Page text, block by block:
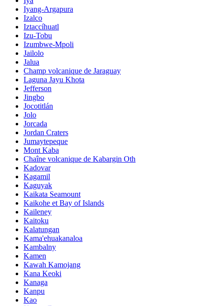
Iyang-Argapura
Izalco
Iztaccíhuatl
Izu-Tobu
Izumbwe-Mpoli
Jailolo
Jalua
Champ volcanique de Jaraguay
Laguna Jayu Khota
Jefferson
Jingbo
Jocotitlán
Jolo
Jorcada
Jordan Craters
Jumaytepeque
Mont Kaba
Chaîne volcanique de Kabargin Oth
Kadovar
Kagamil
Kaguyak
Kaikata Seamount
Kaikohe et Bay of Islands
Kaileney
Kaitoku
Kalatungan
Kama'ehuakanaloa
Kambalny
Kamen
Kawah Kamojang
Kana Keoki
Kanaga
Kanpu
Kao